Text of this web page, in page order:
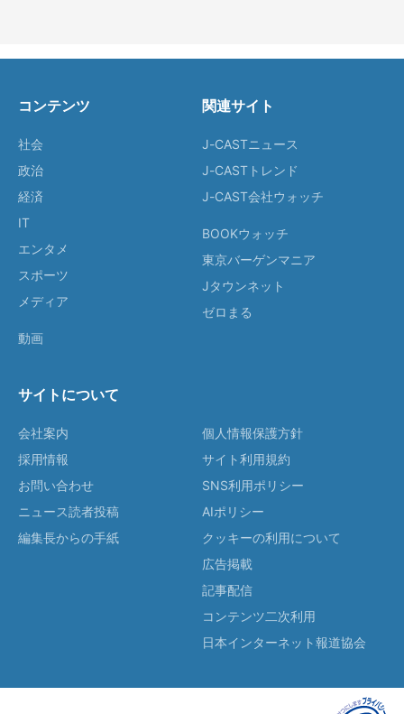
コンテンツ
社会
政治
経済
IT
エンタメ
スポーツ
メディア
動画
関連サイト
J-CASTニュース
J-CASTトレンド
J-CAST会社ウォッチ
BOOKウォッチ
東京バーゲンマニア
Jタウンネット
ゼロまる
サイトについて
会社案内
採用情報
お問い合わせ
ニュース読者投稿
編集長からの手紙
個人情報保護方針
サイト利用規約
SNS利用ポリシー
AIポリシー
クッキーの利用について
広告掲載
記事配信
コンテンツ二次利用
日本インターネット報道協会